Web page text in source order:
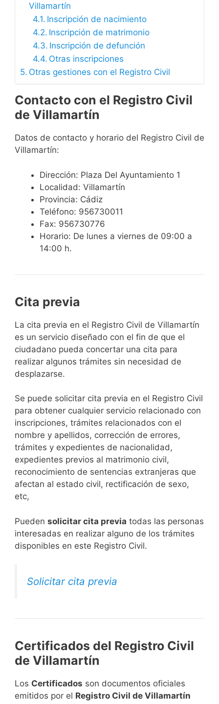
Villamartín
Inscripción de nacimiento
Inscripción de matrimonio
Inscripción de defunción
Otras inscripciones
Otras gestiones con el Registro Civil
Contacto con el Registro Civil
de Villamartín
Datos de contacto y horario del Registro Civil de
Villamartín:
Dirección: Plaza Del Ayuntamiento 1
Localidad: Villamartín
Provincia: Cádiz
Teléfono: 956730011
Fax: 956730776
Horario: De lunes a viernes de 09:00 a
14:00 h.
Cita previa
​​​​​​​​​​​​​​​​​​​​​​​​​​​​La cita previa en el Registro Civil de Villamartín
es un servicio diseñado con el fin de que el
ciudadano pueda concertar una cita para
realizar algunos trámites sin necesidad de
desplazarse.​
Se puede solicitar cita previa en el Registro Civil
para obtener cualquier servicio relacionado con
inscripciones, trámites relacionados con el
nombre y apellidos, corrección de errores,
trámites y expedientes de nacionalidad,
expedientes previos al matrimonio civil,
reconocimiento de sentencias extranjeras que
afectan al estado civil, rectificación de sexo,
etc,
​Pueden solicitar cita previa todas las personas
interesadas en realizar alguno de los trámites
disponibles en este Registro Civil.​
Solicitar cita previa
Certificados del Registro Civil
de Villamartín
Los Certificados son documentos oficiales
emitidos por el Registro Civil de Villamartín